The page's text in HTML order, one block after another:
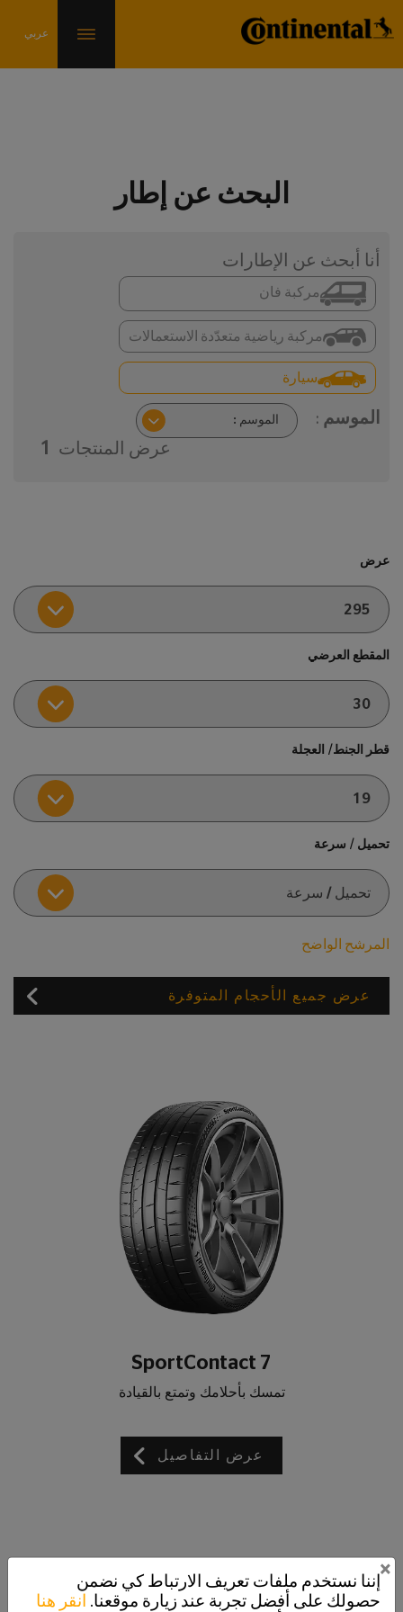
البحث عن إطار
أنا أبحث عن الإطارات
سيارة
مركبة رياضية متعدّدة الاستعمالات
مركبة فان
الموسم :
عرض المنتجات
1
عرض
المقطع العرضي
قطر الجنط/ العجلة
تحميل / سرعة
المرشح الواضح
عرض جميع الأحجام المتوفرة
SportContact 7
تمسك بأحلامك وتمتع بالقيادة
عرض التفاصيل
إننا نستخدم ملفات تعريف الارتباط كي نضمن
حصولك على أفضل تجربة عند زيارة موقعنا. انقر هنا
×